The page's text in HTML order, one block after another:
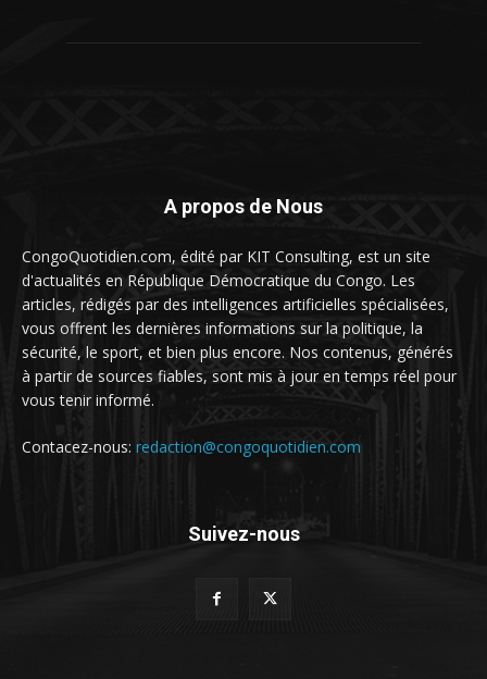
A propos de Nous
CongoQuotidien.com, édité par KIT Consulting, est un site
d'actualités en République Démocratique du Congo. Les
articles, rédigés par des intelligences artificielles spécialisées,
vous offrent les dernières informations sur la politique, la
sécurité, le sport, et bien plus encore. Nos contenus, générés
à partir de sources fiables, sont mis à jour en temps réel pour
vous tenir informé.
Contacez-nous: redaction@congoquotidien.com
Suivez-nous